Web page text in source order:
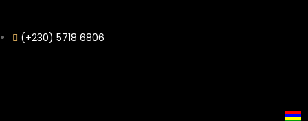
(+230) 5718 6806